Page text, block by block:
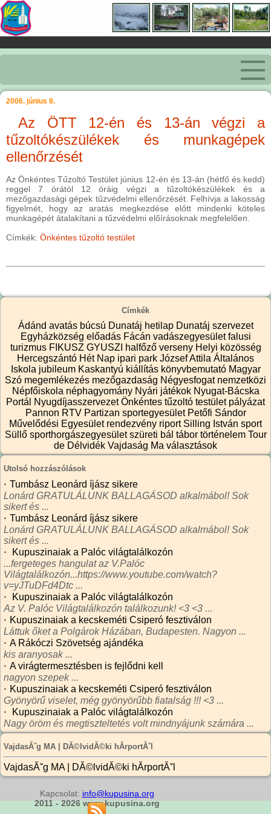
2006. június 8.
Az ÖTT 12-én és 13-án végzi a
tűzoltókészülékek és munkagépek
ellenőrzését
Az Önkéntes Tűzoltó Testület június 12-én és 13-án (hétfő és kedd)
reggel 7 órától 12 óráig végzi a tűzoltókészülékek és a
mezőgazdasági gépek tűzvédelmi ellenőrzését. Felhívja a lakosság
figyelmét, hogy az aratás megkezdése előtt mindenki köteles
munkagépét átalakítani a tűzvédelmi előírásoknak megfelelően.
Címkék: Önkéntes tűzoltó testület
Címkék
Ádánd avatás búcsú Dunatáj hetilap Dunatáj szervezet
Egyházközség előadás Fácán vadászegyesületfalusi
turizmus FIKUSZ GYUSZI halfőző verseny Helyi közösség
Hercegszántó Hét Nap ipari park József Attila Általános
Iskola jubileum Kaskantyú kiállítás könyvbemutató Magyar
Szó megemlékezés mezőgazdaság Négyesfogat nemzetközi
Népfőiskola néphagyomány Nyári játékok Nyugat-Bácska
Portál
NyugdíjasszervezetÖnkéntes tűzoltó testület pályázat
Pannon RTV Partizan sportegyesület Petőfi Sándor
Művelődési Egyesület rendezvény riport Silling István sport
Süllő sporthorgászegyesületszüreti bál tábor történelem Tour
de Délvidék Vajdaság Ma választások
Utolsó hozzászólások
· Tumbász Leonárd íjász sikere
Lonárd GRATULÁLUNK BALLAGÁSOD alkalmábol! Sok
sikert és ...
· Tumbász Leonárd íjász sikere
Lonárd GRATULÁLUNK BALLAGÁSOD alkalmábol! Sok
sikert és ...
·
Kupuszinaiak a Palóc világtalálkozón
...fergeteges hangulat az V.Palóc
Világtalálkozón...https://www.youtube.com/watch?
v=yJTuDFd4Dtc ...
·
Kupuszinaiak a Palóc világtalálkozón
Az V. Palóc Világtalálkozón találkozunk! <3 <3 ...
· Kupuszinaiak a kecskeméti Csiperó fesztiválon
Láttuk őket a Polgárok Házában, Budapesten. Nagyon ...
· A Rákóczi Szövetség ajándéka
kis aranyosak ...
· A virágtermesztésben is fejlődni kell
nagyon szepek ...
· Kupuszinaiak a kecskeméti Csiperó fesztiválon
Gyönyörű viselet, még gyönyörűbb fiatalság !!! <3 ...
·
Kupuszinaiak a Palóc világtalálkozón
Nagy öröm és megtiszteltetés volt mindnyájunk számára ...
VajdasĂˇg MA | DĂ©lvidĂ©ki hĂ­rportĂˇl
VajdasĂˇg MA | DĂ©lvidĂ©ki hĂ­rportĂˇl
Kapcsolat: info@kupusina.org
2011 - 2026 www.kupusina.org